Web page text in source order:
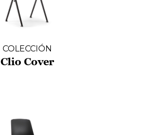
COLECCIÓN
Clio Cover